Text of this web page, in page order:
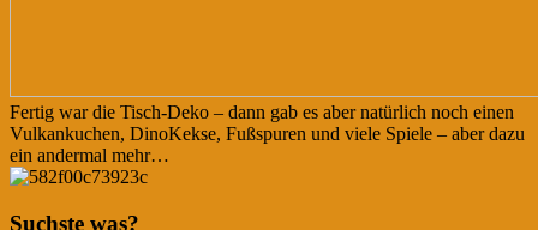
Fertig war die Tisch-Deko – dann gab es aber natürlich noch einen
Vulkankuchen, DinoKekse, Fußspuren und viele Spiele – aber dazu
ein andermal mehr…
Suchste was?